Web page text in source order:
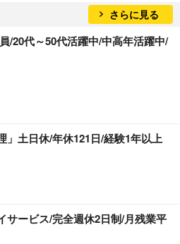
さらに見る
/20代～50代活躍中/中高年活躍中/
」土日休/年休121日/経験1年以上
サービス/完全週休2日制/月残業平